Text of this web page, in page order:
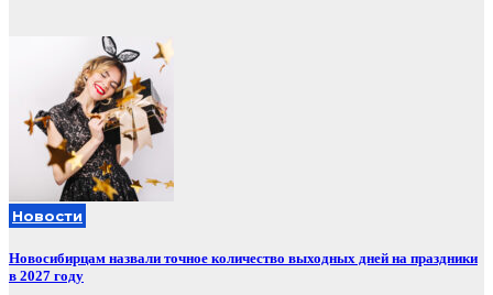
Новости
Новосибирцам назвали точное количество выходных дней на праздники
в 2027 году